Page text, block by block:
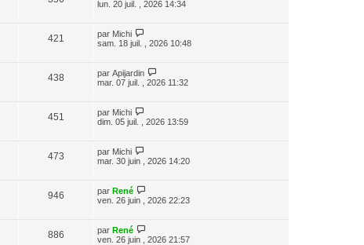
lun. 20 juil. , 2026 14:34
421 par Michi
sam. 18 juil. , 2026 10:48
438 par Apijardin
mar. 07 juil. , 2026 11:32
451 par Michi
dim. 05 juil. , 2026 13:59
473 par Michi
mar. 30 juin , 2026 14:20
946 par René
ven. 26 juin , 2026 22:23
886 par René
ven. 26 juin , 2026 21:57